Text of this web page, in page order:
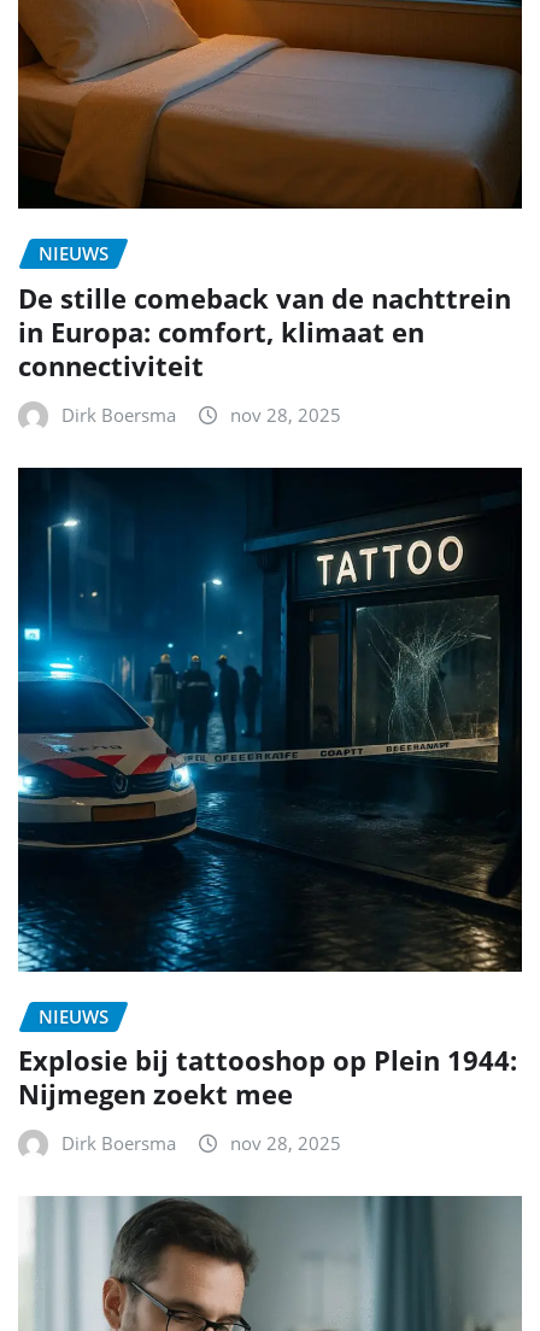
NIEUWS
De stille comeback van de nachttrein
in Europa: comfort, klimaat en
connectiviteit
Dirk Boersma nov 28, 2025
NIEUWS
Explosie bij tattooshop op Plein 1944:
Nijmegen zoekt mee
Dirk Boersma nov 28, 2025